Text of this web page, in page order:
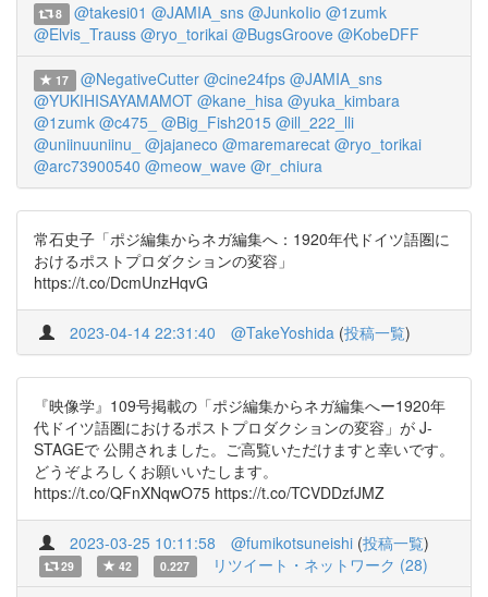
8 @takesi01 @JAMIA_sns @JunkoIio @1zumk
@Elvis_Trauss @ryo_torikai @BugsGroove @KobeDFF
17 @NegativeCutter @cine24fps @JAMIA_sns
@YUKIHISAYAMAMOT @kane_hisa @yuka_kimbara
@1zumk @c475_ @Big_Fish2015 @ill_222_lli
@uniinuuniinu_
@jajaneco @maremarecat @ryo_torikai
@arc73900540 @meow_wave @r_chiura
常石史子「ポジ編集からネガ編集へ：1920年代ドイツ語圏に
おけるポストプロダクションの変容」
https://t.co/DcmUnzHqvG
2023-04-14 22:31:40 @TakeYoshida (投稿一覧)
『映像学』109号掲載の「ポジ編集からネガ編集へー1920年
代ドイツ語圏におけるポストプロダクションの変容」が J-
STAGEで 公開されました。ご高覧いただけますと幸いです。
どうぞよろしくお願いいたします。
https://t.co/QFnXNqwO75 https://t.co/TCVDDzfJMZ
2023-03-25 10:11:58 @fumikotsuneishi (投稿一覧)
29 42 0.227 リツイート・ネットワーク (28)